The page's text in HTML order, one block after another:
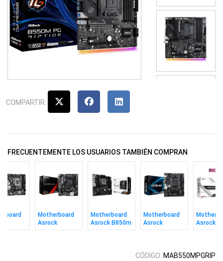
COMPARTIR:
FRECUENTEMENTE LOS USUARIOS TAMBIÉN COMPRAN
hvs
Motherboard
Asrock
B450m-hdv
Motherboard
Asrock B850m
Pro-a Am5
Motherboard
Asrock
A520m-hdv
Asrock
Hdv/m.2
CÓDIGO: MAB550MPGRIP